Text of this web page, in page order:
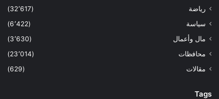
رياضة
(32٬617)
سياسة
(6٬422)
مال وأعمال
(3٬630)
محافظات
(23٬014)
مقالات
(629)
Tags